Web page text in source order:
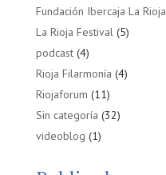
Fundación Ibercaja La Rioja
La Rioja Festival(5)
podcast(4)
Rioja Filarmonía (4)
Riojaforum (11)
Sin categoría (32)
videoblog (1)